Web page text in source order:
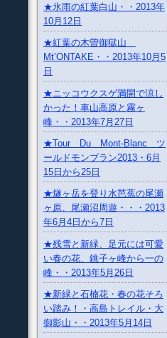
★氷雨の紅葉白山・・2013年
10月12日
★紅葉の木曽御獄山
Mt’ONTAKE・・2013年10月5
日
★ニッコウクスゲ満開で涼し
かった！車山高原と霧ヶ
峰・・2013年7月27日
★Tour Du Mont-Blanc ツ
ールドモンブラン2013・6月
15日から25日
★燧ヶ岳を登り水芭蕉の尾瀬
ヶ原、尾瀬沼周遊・・・2013
年6月4日から7日
★残雪と新緑、足元には可愛
い春の花、銚子ヶ峰から一の
峰・・2013年5月26日
★新緑と石楠花・春の花そろ
い踏み！・高島トレイル・大
御影山・・2013年5月14日